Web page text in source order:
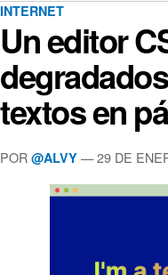
INTERNET
Un editor
textos en
POR @ALVY — 29 DE